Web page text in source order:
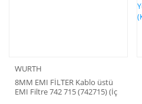
WURTH
8MM EMI FİLTER Kablo üstü
EMI Filtre 742 715 (742715) (İç